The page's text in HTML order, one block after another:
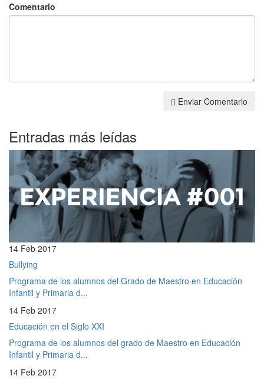
Comentario
Enviar Comentario
Entradas más leídas
14 Feb 2017
Bullying
Programa de los alumnos del Grado de Maestro en Educación
Infantil y Primaria d...
14 Feb 2017
Educación en el Siglo XXI
Programa de los alumnos del grado de Maestro en Educación
Infantil y Primaria d...
14 Feb 2017